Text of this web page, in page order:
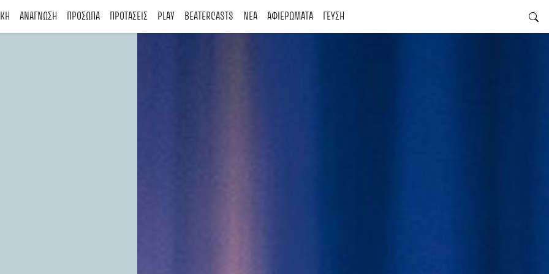
ΑΝΑΓΝΩΣΗ ΠΡΟΣΩΠΑ ΠΡΟΤΑΣΕΙΣ PLAY BEATERCASTS ΝΕΑ ΑΦΙΕΡΩΜΑΤΑ ΓΕΥΣΗ